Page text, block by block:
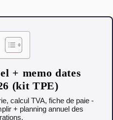
+ memo dates
(kit TPE)
calcul TVA, fiche de paie -
+ planning annuel des